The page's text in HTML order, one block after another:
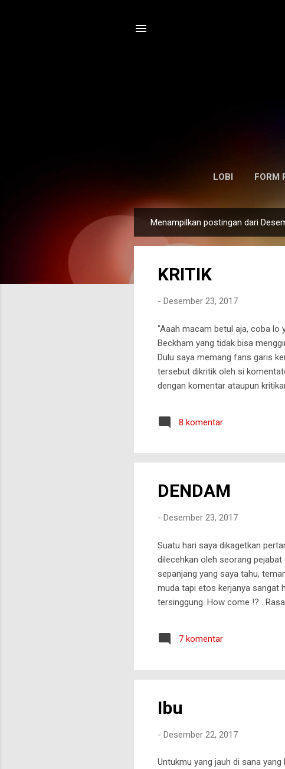
LOBI FORM
o
Menampilkan postingan dari
KRITIK
- Desember 23, 2017
"Aaah macam betul aja, coba lo
Beckham yang tidak bisa
Dulu saya memang fans garis
tersebut dikritik oleh si
dengan komentar ataupun
kritikannya terhadap permainan
8 komentar
DENDAM
- Desember 23, 2017
Suatu hari saya dikagetkan
dilecehkan oleh seorang
sepanjang yang saya tahu,
muda tapi etos kerjanya sangat
tersinggung. How come !? .
bandel, keras kepala dan selalu
berada di posisi dia sekarang. .
7 komentar
Ibu
- Desember 22, 2017
Untukmu yang jauh di sana